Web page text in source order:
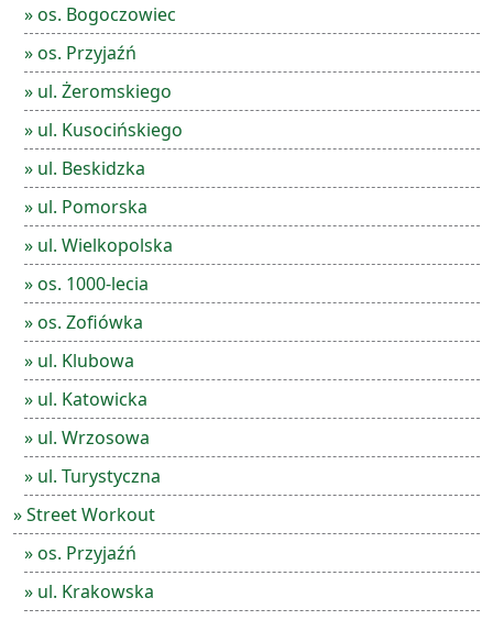
» os. Bogoczowiec
» os. Przyjaźń
» ul. Żeromskiego
» ul. Kusocińskiego
» ul. Beskidzka
» ul. Pomorska
» ul. Wielkopolska
» os. 1000-lecia
» os. Zofiówka
» ul. Klubowa
» ul. Katowicka
» ul. Wrzosowa
» ul. Turystyczna
» Street Workout
» os. Przyjaźń
» ul. Krakowska